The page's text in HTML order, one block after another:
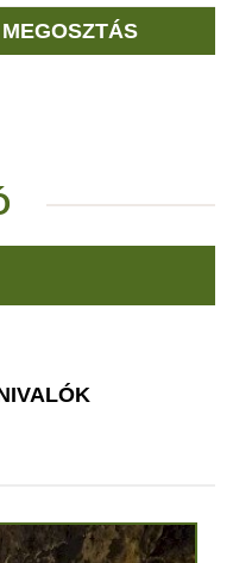
MEGOSZTÁS